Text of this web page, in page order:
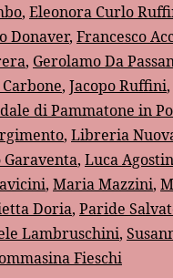
, Eleonora Curlo
Donaver, Francesco
, Gerolamo Da
, Jacopo Ruffini,
di Pammatone in
, Libreria
, Luca
, Maria Mazzini,
Doria, Paride
Lambruschini,
Fieschi